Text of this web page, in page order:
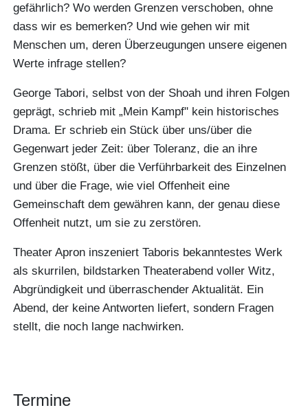
gefährlich? Wo werden Grenzen verschoben, ohne
dass wir es bemerken? Und wie gehen wir mit
Menschen um, deren Überzeugungen unsere eigenen
Werte infrage stellen?
George Tabori, selbst von der Shoah und ihren Folgen
geprägt, schrieb mit „Mein Kampf" kein historisches
Drama. Er schrieb ein Stück über uns/über die
Gegenwart jeder Zeit: über Toleranz, die an ihre
Grenzen stößt, über die Verführbarkeit des Einzelnen
und über die Frage, wie viel Offenheit eine
Gemeinschaft dem gewähren kann, der genau diese
Offenheit nutzt, um sie zu zerstören.
Theater Apron inszeniert Taboris bekanntestes Werk
als skurrilen, bildstarken Theaterabend voller Witz,
Abgründigkeit und überraschender Aktualität. Ein
Abend, der keine Antworten liefert, sondern Fragen
stellt, die noch lange nachwirken.
Termine